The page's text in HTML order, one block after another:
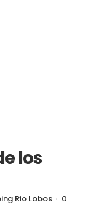
los
Rio Lobos
0